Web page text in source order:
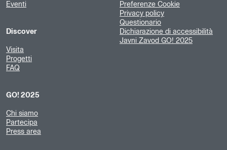
Eventi
Discover
Visita
Progetti
FAQ
GO! 2025
Chi siamo
Partecipa
Press area
Preferenze Cookie
Privacy policy
Questionario
Dichiarazione di accessibilità
Javni Zavod GO! 2025